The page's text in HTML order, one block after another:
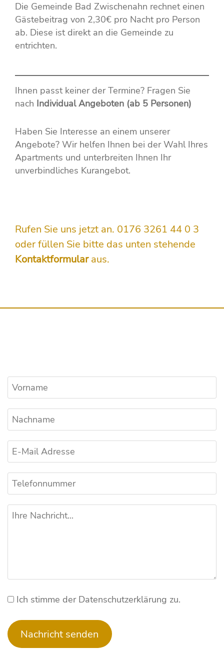
Die Gemeinde Bad Zwischenahn rechnet einen
Gästebeitrag von 2,30€ pro Nacht pro Person
ab. Diese ist direkt an die Gemeinde zu
entrichten.
Ihnen passt keiner der Termine? Fragen Sie
nach Individual Angeboten (ab 5 Personen)
Haben Sie Interesse an einem unserer
Angebote? Wir helfen Ihnen bei der Wahl Ihres
Apartments und unterbreiten Ihnen Ihr
unverbindliches Kurangebot.
Rufen Sie uns jetzt an. 0176 3261 44 0 3
oder füllen Sie bitte das unten stehende
Kontaktformularaus.
Ich stimme der Datenschutz­erklärung zu.